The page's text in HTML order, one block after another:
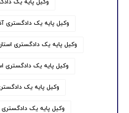
وکیل پایه یک
وکیل پایه یک دادگستری
وکیل پایه یک دادگستری
وکیل پایه یک دادگستری
وکیل پایه یک
وکیل پایه یک